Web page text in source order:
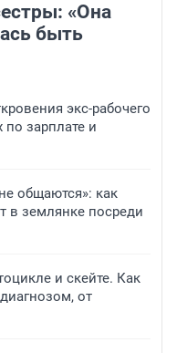
«Она
быть
экс-рабочего
зарплате и
общаются»: как
в землянке посреди
и скейте. Как
от